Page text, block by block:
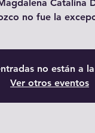
Catalina
no fue la
no están a
Ver otros eventos